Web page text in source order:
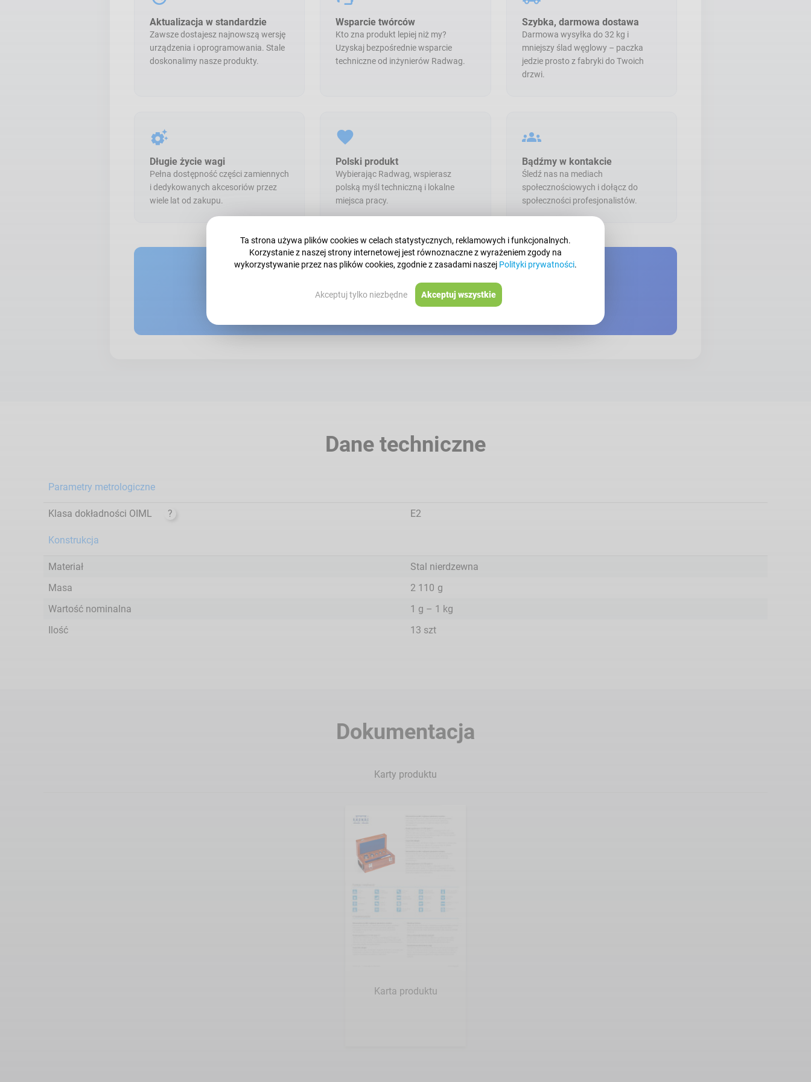
Aktualizacja w standardzie
Zawsze dostajesz najnowszą wersję
urządzenia i oprogramowania. Stale
doskonalimy nasze produkty.
Wsparcie twórców
Kto zna produkt lepiej niż my?
Uzyskaj bezpośrednie wsparcie
techniczne od inżynierów Radwag.
Szybka, darmowa dostawa
Darmowa wysyłka do 32 kg i
mniejszy ślad węglowy – paczka
jedzie prosto z fabryki do Twoich
drzwi.
settings_suggest
Długie życie wagi
Pełna dostępność części zamiennych
i dedykowanych akcesoriów przez
wiele lat od zakupu.
favorite
Polski produkt
Wybierając Radwag, wspierasz
polską myśl techniczną i lokalne
miejsca pracy.
groups
Bądźmy w kontakcie
Śledź nas na mediach
społecznościowych i dołącz do
społeczności profesjonalistów.
Sprawdź cenę i dostępność produktu:
ZOBACZ W SKLEPIE WAGIRADWAG.PL
Dane techniczne
Parametry metrologiczne
Klasa dokładności OIML ? E2
Konstrukcja
Materiał
Stal nierdzewna
Masa
2 110 g
Wartość nominalna
1 g – 1 kg
Ilość
13 szt
Dokumentacja
Karty produktu
Karta produktu
zobaczyć
Ta strona używa plików cookies w celach statystycznych, reklamowych i funkcjonalnych.
Korzystanie z naszej strony internetowej jest równoznaczne z wyrażeniem zgody na
wykorzystywanie przez nas plików cookies, zgodnie z zasadami naszej Polityki prywatności.
Akceptuj tylko niezbędne Akceptuj wszystkie